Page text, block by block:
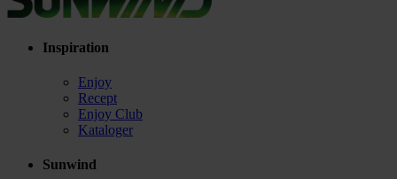
Inspiration
Enjoy
Recept
Enjoy Club
Kataloger
Sunwind